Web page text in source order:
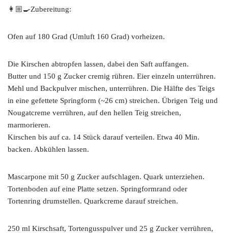
👩🏼‍🍳Zubereitung:
Ofen auf 180 Grad (Umluft 160 Grad) vorheizen.
Die Kirschen abtropfen lassen, dabei den Saft auffangen.
Butter und 150 g Zucker cremig rühren. Eier einzeln unterrühren.
Mehl und Backpulver mischen, unterrühren. Die Hälfte des Teigs
in eine gefettete Springform (~26 cm) streichen. Übrigen Teig und
Nougatcreme verrühren, auf den hellen Teig streichen,
marmorieren.
Kirschen bis auf ca. 14 Stück darauf verteilen. Etwa 40 Min.
backen. Abkühlen lassen.
Mascarpone mit 50 g Zucker aufschlagen. Quark unterziehen.
Tortenboden auf eine Platte setzen. Springformrand oder
Tortenring drumstellen. Quarkcreme darauf streichen.
250 ml Kirschsaft, Tortengusspulver und 25 g Zucker verrühren,